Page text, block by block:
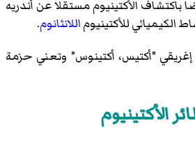
باكتشاف الأكتينيوم مستقلا عن أندريه
الكيميائي للأكتينيوماللانثانوم.
إغريقي "أكتيس، أكتينوس" وتعني حزمة
الأكتينيوم